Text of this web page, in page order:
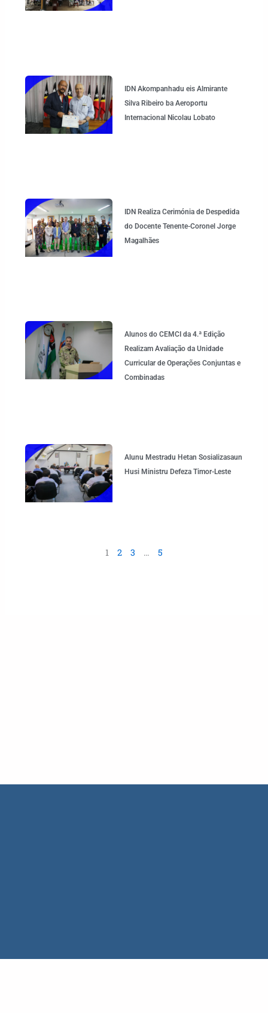
IDN Akompanhadu eis Almirante
Silva Ribeiro ba Aeroportu
Internacional Nicolau Lobato
IDN Realiza Cerimónia de Despedida
do Docente Tenente-Coronel Jorge
Magalhães
Alunos do CEMCI da 4.ª Edição
Realizam Avaliação da Unidade
Curricular de Operações Conjuntas e
Combinadas
Alunu Mestradu Hetan Sosializasaun
Husi Ministru Defeza Timor-Leste
1 2 3 … 5